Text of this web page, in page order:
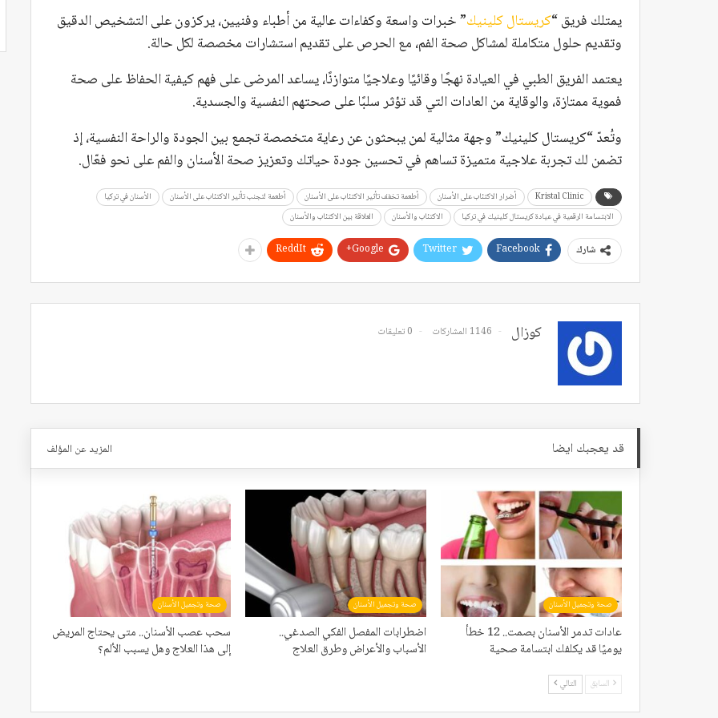
يمتلك فريق “كريستال كلينيك” خبرات واسعة وكفاءات عالية من أطباء وفنيين، يركزون على التشخيص الدقيق
وتقديم حلول متكاملة لمشاكل صحة الفم، مع الحرص على تقديم استشارات مخصصة لكل حالة.
يعتمد الفريق الطبي في العيادة نهجًا وقائيًا وعلاجيًا متوازنًا، يساعد المرضى على فهم كيفية الحفاظ على صحة
فموية ممتازة، والوقاية من العادات التي قد تؤثر سلبًا على صحتهم النفسية والجسدية.
وتُعدّ “كريستال كلينيك” وجهة مثالية لمن يبحثون عن رعاية متخصصة تجمع بين الجودة والراحة النفسية، إذ
تضمن لك تجربة علاجية متميزة تساهم في تحسين جودة حياتك وتعزيز صحة الأسنان والفم على نحو فعّال.
Kristal Clinic أضرار الاكتئاب على الأسنان أطعمة تخفف تأثير الاكتئاب على الأسنان أطعمة لتجنب تأثير الاكتئاب على الأسنان
الأسنان في تركيا
الابتسامة الرقمية في عيادة كريستال كلينيك في تركيا
الاكتئاب والأسنان العلاقة بين الاكتئاب والأسنان
شارك Facebook
Twitter
Google+
ReddIt
كوزال 1146 المشاركات 0 تعليقات
قد يعجبك ايضا المزيد عن المؤلف
صحة وتجميل الأسنان
عادات تدمر الأسنان بصمت.. 12 خطأ
يوميًا قد يكلفك ابتسامة صحية
صحة وتجميل الأسنان
اضطرابات المفصل الفكي الصدغي..
الأسباب والأعراض وطرق العلاج
صحة وتجميل الأسنان
سحب عصب الأسنان.. متى يحتاج المريض
إلى هذا العلاج وهل يسبب الألم؟
السابق التالي